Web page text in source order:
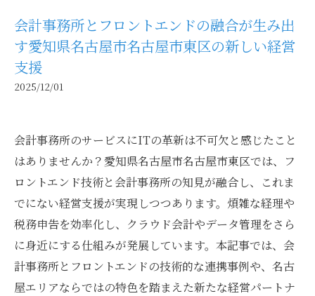
会計事務所とフロントエンドの融合が生み出
す愛知県名古屋市名古屋市東区の新しい経営
支援
2025/12/01
会計事務所のサービスにITの革新は不可欠と感じたこと
はありませんか？愛知県名古屋市名古屋市東区では、フ
ロントエンド技術と会計事務所の知見が融合し、これま
でにない経営支援が実現しつつあります。煩雑な経理や
税務申告を効率化し、クラウド会計やデータ管理をさら
に身近にする仕組みが発展しています。本記事では、会
計事務所とフロントエンドの技術的な連携事例や、名古
屋エリアならではの特色を踏まえた新たな経営パートナ